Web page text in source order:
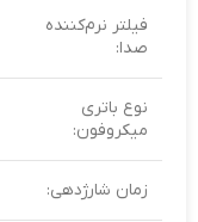
فیلتر نرم‌کننده
صدا:
نوع باتری
میکروفون:
زمان شارژدهی: